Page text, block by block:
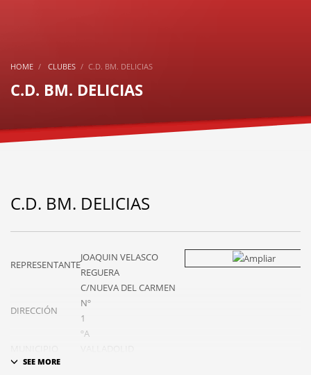
HOME CLUBES C.D. BM. DELICIAS
C.D. BM. DELICIAS
C.D. BM. DELICIAS
REPRESENTANTE
JOAQUIN VELASCO
REGUERA
DIRECCIÓN
C/NUEVA DEL CARMEN
Nº
1
ºA
E MAIL